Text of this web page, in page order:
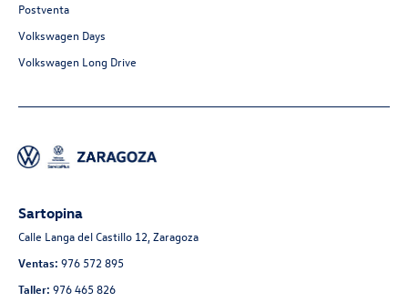
Postventa
Volkswagen Days
Volkswagen Long Drive
Sartopina
Calle Langa del Castillo 12, Zaragoza
Ventas: 976 572 895
Taller: 976 465 826